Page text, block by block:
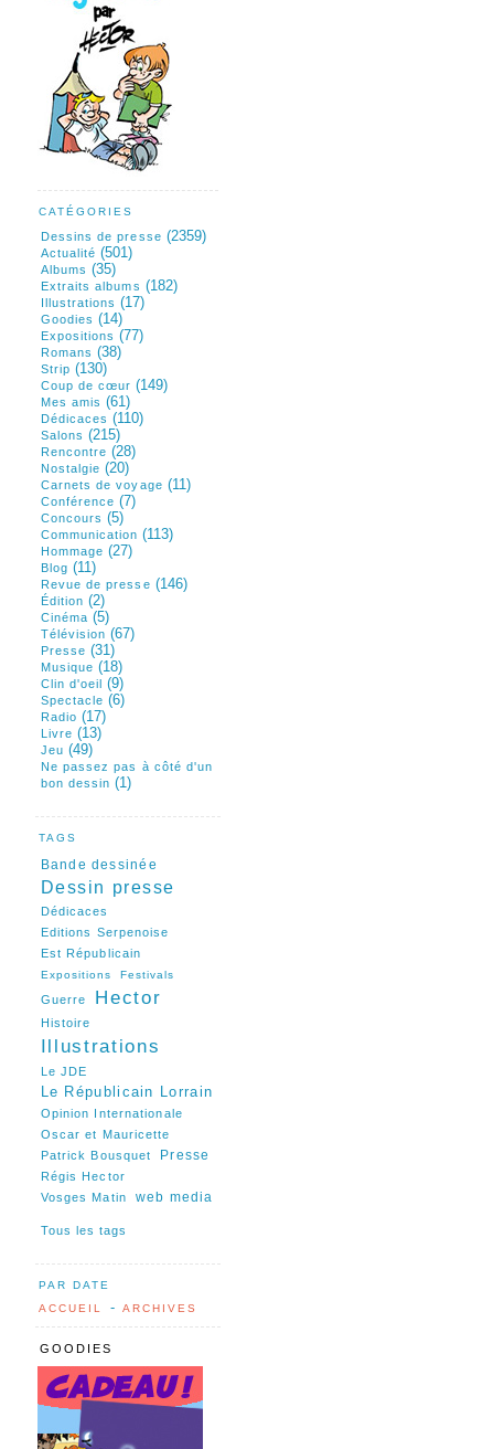
CATÉGORIES
Dessins de presse (2359)
Actualité (501)
Albums (35)
Extraits albums (182)
Illustrations (17)
Goodies (14)
Expositions (77)
Romans (38)
Strip (130)
Coup de cœur (149)
Mes amis (61)
Dédicaces (110)
Salons (215)
Rencontre (28)
Nostalgie (20)
Carnets de voyage (11)
Conférence (7)
Concours (5)
Communication (113)
Hommage (27)
Blog (11)
Revue de presse (146)
Édition (2)
Cinéma (5)
Télévision (67)
Presse (31)
Musique (18)
Clin d'oeil (9)
Spectacle (6)
Radio (17)
Livre (13)
Jeu (49)
Ne passez pas à côté d'un
bon dessin (1)
TAGS
Bande dessinée
Dessin presse
Dédicaces
Editions Serpenoise
Est Républicain
Expositions Festivals
Guerre Hector
Histoire
Illustrations
Le JDE
Le Républicain Lorrain
Opinion Internationale
Oscar et Mauricette
Patrick Bousquet
Presse
Régis Hector
Vosges Matin
web media
Tous les tags
PAR DATE
ACCUEIL
- ARCHIVES
GOODIES